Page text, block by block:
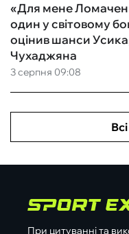
3 серпня 09:08
«Для мене
один у світовому
оцінив шанси
Чухаджяна
При цитуванні та